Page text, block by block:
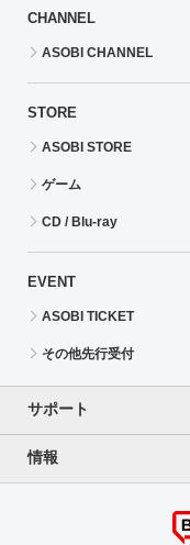
CHANNEL
ASOBI CHANNEL
STORE
ASOBI STORE
ゲーム
CD / Blu-ray
EVENT
ASOBI TICKET
その他先行受付
サポート
よくあるご質問（FAQ）
情報